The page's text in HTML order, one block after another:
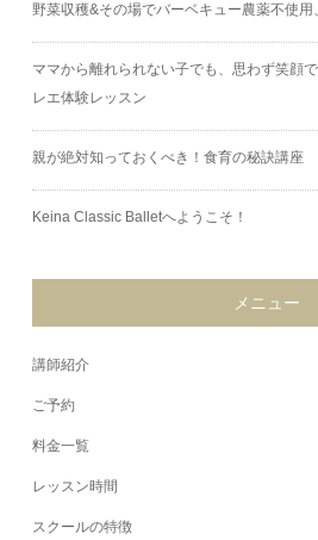
野菜収穫&その場でバーベキュー農薬不使用
ママから離れられない子でも、思わず笑顔
レエ体験レッスン
親が絶対知っておくべき！食育の秘訣講座
Keina Classic Balletへようこそ！
メニュー
講師紹介
ご予約
料金一覧
レッスン時間
スクールの特徴